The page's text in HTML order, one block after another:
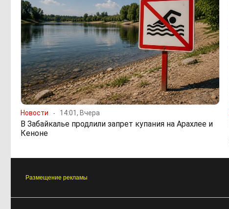
Новости 14:01, Вчера
В Забайкалье продлили запрет купания на Арахлее и
Кеноне
Размещение рекламы